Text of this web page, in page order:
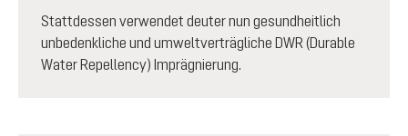
Stattdessen verwendet deuter nun gesundheitlich
unbedenkliche und umweltverträgliche DWR (Durable
Water Repellency) Imprägnierung.